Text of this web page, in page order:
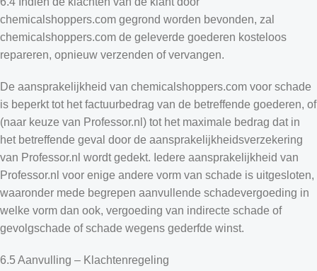
chemicalshoppers.com gegrond worden bevonden, zal
chemicalshoppers.com de geleverde goederen kosteloos
repareren, opnieuw verzenden of vervangen.
De aansprakelijkheid van chemicalshoppers.com voor schade
is beperkt tot het factuurbedrag van de betreffende goederen, of
(naar keuze van Professor.nl) tot het maximale bedrag dat in
het betreffende geval door de aansprakelijkheidsverzekering
van Professor.nl wordt gedekt. Iedere aansprakelijkheid van
Professor.nl voor enige andere vorm van schade is uitgesloten,
waaronder mede begrepen aanvullende schadevergoeding in
welke vorm dan ook, vergoeding van indirecte schade of
gevolgschade of schade wegens gederfde winst.
6.5 Aanvulling – Klachtenregeling